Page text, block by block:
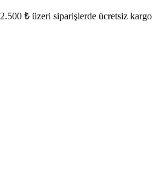
2.500 ₺ üzeri siparişlerde ücretsiz kargo